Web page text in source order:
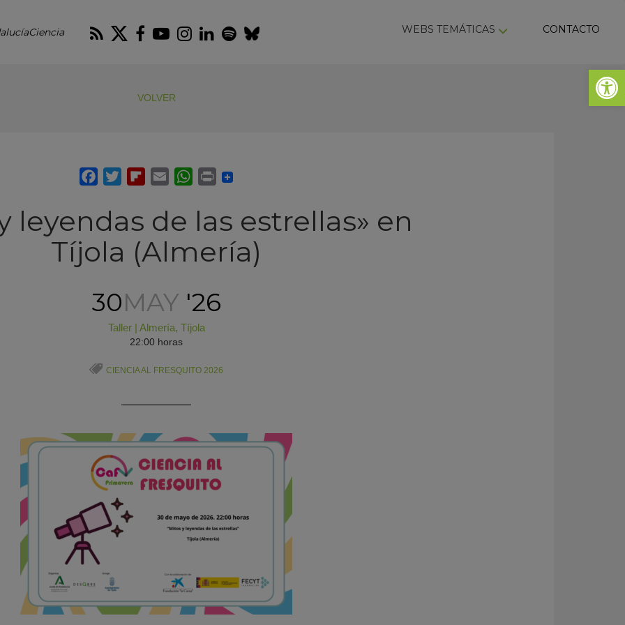
Abrir
RSS Twitter
Facebook
Youtube
Instagram
LinkedIn
Spotify
Bluesky WEBS TEMÁTICAS CONTACTO
VOLVER
leyendas de las estrellas» en
Tíjola (Almería)
30MAY '26
Taller| Almería, Tíjola
22:00 horas
CIENCIA AL FRESQUITO 2026